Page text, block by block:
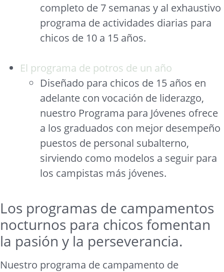
completo de 7 semanas y al exhaustivo
programa de actividades diarias para
chicos de 10 a 15 años.
El programa de potros de un año
Diseñado para chicos de 15 años en
adelante con vocación de liderazgo,
nuestro Programa para Jóvenes ofrece
a los graduados con mejor desempeño
puestos de personal subalterno,
sirviendo como modelos a seguir para
los campistas más jóvenes.
Los programas de campamentos
nocturnos para chicos fomentan
la pasión y la perseverancia.
Nuestro programa de campamento de